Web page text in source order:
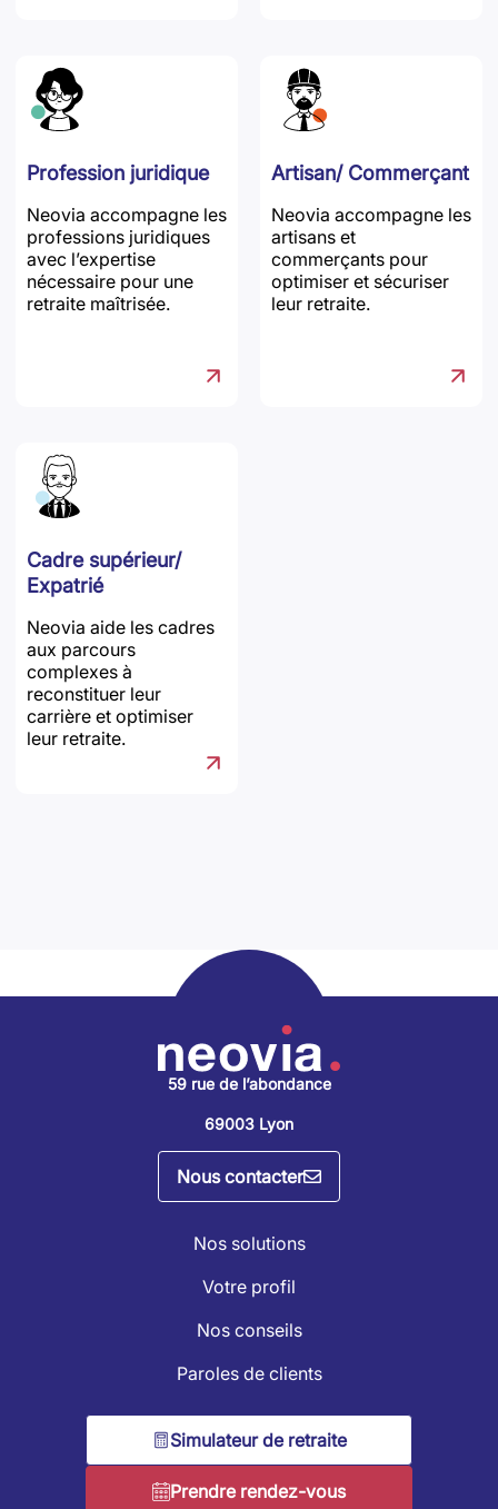
Profession juridique
Neovia accompagne les
professions juridiques
avec l’expertise
nécessaire pour une
retraite maîtrisée.
Artisan/ Commerçant
Neovia accompagne les
artisans et
commerçants pour
optimiser et sécuriser
leur retraite.
Cadre supérieur/
Expatrié
Neovia aide les cadres
aux parcours
complexes à
reconstituer leur
carrière et optimiser
leur retraite.
59 rue de l’abondance
69003 Lyon
Nous contacter
Nos solutions
Votre profil
Nos conseils
Paroles de clients
Simulateur de retraite
Prendre rendez-vous